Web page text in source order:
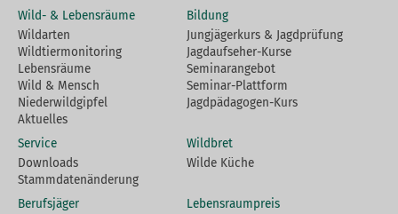
Wild- & Lebensräume
Wildarten
Wildtiermonitoring
Lebensräume
Wild & Mensch
Niederwildgipfel
Aktuelles
Bildung
Jungjägerkurs & Jagdprüfung
Jagdaufseher-Kurse
Seminarangebot
Seminar-Plattform
Jagdpädagogen-Kurs
Service
Downloads
Stammdatenänderung
Wildbret
Wilde Küche
Berufsjäger
Lebensraumpreis